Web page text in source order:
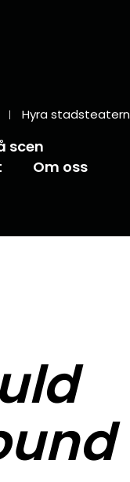
Hyra stadsteatern
scen
Om oss